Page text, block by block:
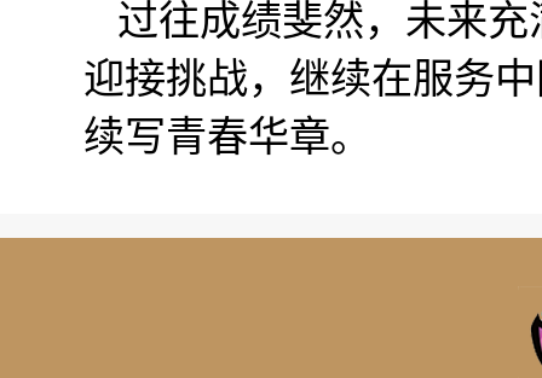
过往成绩斐然，未来
迎接挑战，继续在服务
续写青春华章。